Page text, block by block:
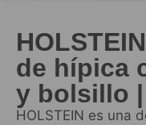
de hípica
y bolsillo
HOLSTEIN es una